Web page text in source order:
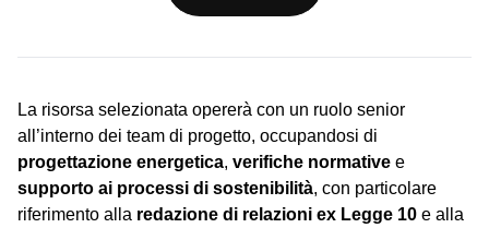
La risorsa selezionata opererà con un ruolo senior
all’interno dei team di progetto, occupandosi di
progettazione energetica, verifiche normative e
supporto ai processi di sostenibilità, con particolare
riferimento alla redazione di relazioni ex Legge 10 e alla